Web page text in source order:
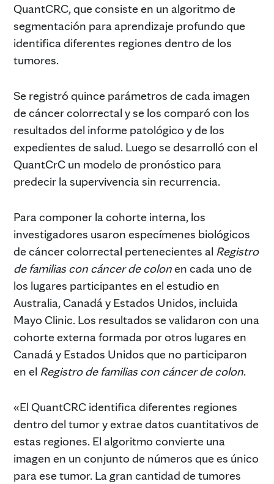
QuantCRC, que consiste en un algoritmo de
segmentación para aprendizaje profundo que
identifica diferentes regiones dentro de los
tumores.
Se registró quince parámetros de cada imagen
de cáncer colorrectal y se los comparó con los
resultados del informe patológico y de los
expedientes de salud. Luego se desarrolló con el
QuantCrC un modelo de pronóstico para
predecir la supervivencia sin recurrencia.
Para componer la cohorte interna, los
investigadores usaron especímenes biológicos
de cáncer colorrectal pertenecientes al Registro
de familias con cáncer de colonen cada uno de
los lugares participantes en el estudio en
Australia, Canadá y Estados Unidos, incluida
Mayo Clinic. Los resultados se validaron con una
cohorte externa formada por otros lugares en
Canadá y Estados Unidos que no participaron
en el Registro de familias con cáncer de colon.
«El QuantCRC identifica diferentes regiones
dentro del tumor y extrae datos cuantitativos de
estas regiones. El algoritmo convierte una
imagen en un conjunto de números que es único
para ese tumor. La gran cantidad de tumores